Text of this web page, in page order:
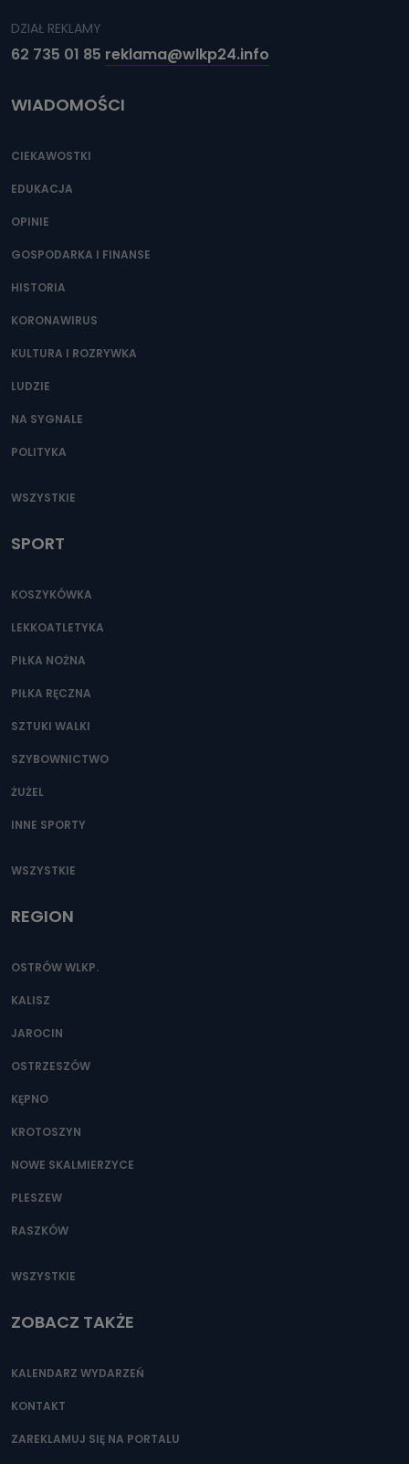
DZIAŁ REKLAMY
62 735 01 85 reklama@wlkp24.info
WIADOMOŚCI
CIEKAWOSTKI
EDUKACJA
OPINIE
GOSPODARKA I FINANSE
HISTORIA
KORONAWIRUS
KULTURA I ROZRYWKA
LUDZIE
NA SYGNALE
POLITYKA
WSZYSTKIE
SPORT
KOSZYKÓWKA
LEKKOATLETYKA
PIŁKA NOŻNA
PIŁKA RĘCZNA
SZTUKI WALKI
SZYBOWNICTWO
ŻUŻEL
INNE SPORTY
WSZYSTKIE
REGION
OSTRÓW WLKP.
KALISZ
JAROCIN
OSTRZESZÓW
KĘPNO
KROTOSZYN
NOWE SKALMIERZYCE
PLESZEW
RASZKÓW
WSZYSTKIE
ZOBACZ TAKŻE
KALENDARZ WYDARZEŃ
KONTAKT
ZAREKLAMUJ SIĘ NA PORTALU